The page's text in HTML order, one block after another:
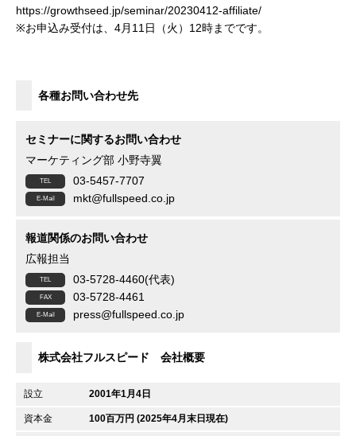
https://growthseed.jp/seminar/20230412-affiliate/
※お申込み受付は、4月11日（火）12時までです。
各種お問い合わせ先
セミナーに関するお問い合わせ
マーケティング部 小野寺翼
03-5457-7707
mkt@fullspeed.co.jp
報道関係のお問い合わせ
広報担当
03-5728-4460(代表)
03-5728-4461
press@fullspeed.co.jp
株式会社フルスピード 会社概要
設立 2001年1月4日
資本金 100百万円 (2025年4月末日現在)